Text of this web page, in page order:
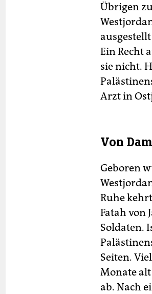
Übrigen
Ein Recht
sie nicht.
Arzt in
Von
Geboren
Ruhe
Fatah von
Soldaten.
Seiten.
Monate
ab. Nach